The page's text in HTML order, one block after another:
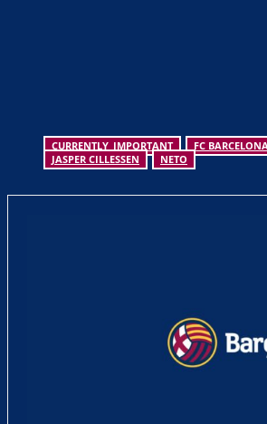
CURRENTLY_IMPORTANT FC BARCELONA
JASPER CILLESSEN
NETO